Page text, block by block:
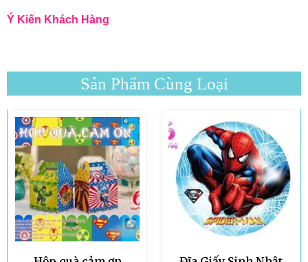
Ý Kiến Khách Hàng
Sản Phẩm Cùng Loại